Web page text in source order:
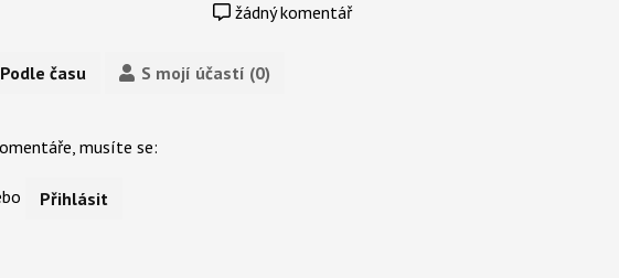
žádný komentář
Podle času S mojí účastí (0)
musíte se:
Přihlásit